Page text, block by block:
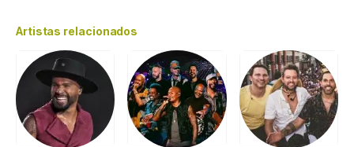
Artistas relacionados